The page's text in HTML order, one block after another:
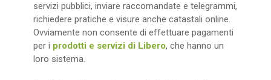
servizi pubblici, inviare raccomandate e telegrammi,
richiedere pratiche e visure anche catastali online.
Ovviamente non consente di effettuare pagamenti
per i prodotti e servizi di Libero, che hanno un
loro sistema.